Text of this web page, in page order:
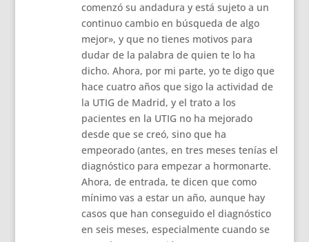
comenzó su andadura y está sujeto a un
continuo cambio en búsqueda de algo
mejor», y que no tienes motivos para
dudar de la palabra de quien te lo ha
dicho. Ahora, por mi parte, yo te digo que
hace cuatro años que sigo la actividad de
la UTIG de Madrid, y el trato a los
pacientes en la UTIG no ha mejorado
desde que se creó, sino que ha
empeorado (antes, en tres meses tenías el
diagnóstico para empezar a hormonarte.
Ahora, de entrada, te dicen que como
mínimo vas a estar un año, aunque hay
casos que han conseguido el diagnóstico
en seis meses, especialmente cuando se